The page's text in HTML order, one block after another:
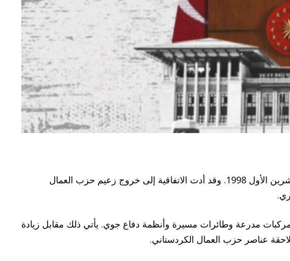
تتفاوض أنقرة وسوريا على توسيع نطاق اتفاقية أضنة، الموقعة بين حكومتي تركيا وسوريا في أكتوبر/تشرين الأول 1998. وقد أدت الاتفاقية إلى خروج زعيم حزب العمال
مدرعة وطائرات مسيرة وأنظمة دفاع جوي. يأتي ذلك مقابل زيادة